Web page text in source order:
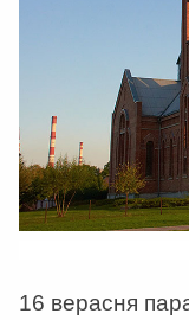
16 верасня